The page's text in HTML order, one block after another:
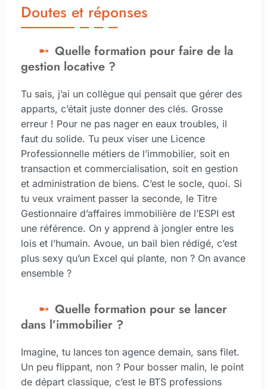
Doutes et réponses
Quelle formation pour faire de la
gestion locative ?
Tu sais, j’ai un collègue qui pensait que gérer des
apparts, c’était juste donner des clés. Grosse
erreur ! Pour ne pas nager en eaux troubles, il
faut du solide. Tu peux viser une Licence
Professionnelle métiers de l’immobilier, soit en
transaction et commercialisation, soit en gestion
et administration de biens. C’est le socle, quoi. Si
tu veux vraiment passer la seconde, le Titre
Gestionnaire d’affaires immobilière de l’ESPI est
une référence. On y apprend à jongler entre les
lois et l’humain. Avoue, un bail bien rédigé, c’est
plus sexy qu’un Excel qui plante, non ? On avance
ensemble ?
Quelle formation pour se lancer
dans l’immobilier ?
Imagine, tu lances ton agence demain, sans filet.
Un peu flippant, non ? Pour bosser malin, le point
de départ classique, c’est le BTS professions